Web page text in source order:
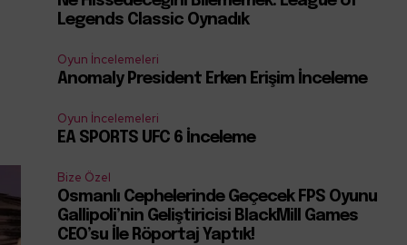
Legends Classic Oynadık
Oyun İncelemeleri
Anomaly President Erken Erişim İnceleme
Oyun İncelemeleri
EA SPORTS UFC 6 İnceleme
Bize Özel
Osmanlı Cephelerinde Geçecek FPS Oyunu
Gallipoli’nin Geliştiricisi BlackMill Games
CEO’su İle Röportaj Yaptık!